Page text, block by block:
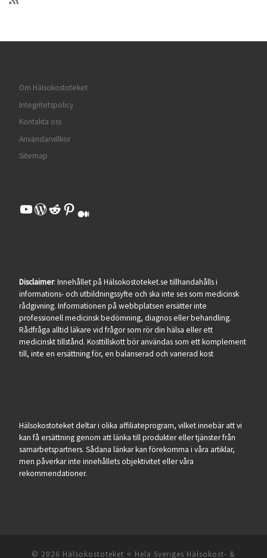
Om Hälsokostoteket
Integritetspolicy
Kontakta oss
Användarvillkor
Sitemap
YouTube
WordPress
Reddit
Pinterest
Medium
Disclaimer: Innehållet på Hälsokostoteket.se tillhandahålls i
informations- och utbildningssyfte och ska inte ses som medicinsk
rådgivning. Informationen på webbplatsen ersätter inte
professionell medicinsk bedömning, diagnos eller behandling.
Rådfråga alltid läkare vid frågor som rör din hälsa eller ett
medicinskt tillstånd. Kosttillskott bör användas som ett komplement
till, inte en ersättning för, en balanserad och varierad kost
Hälsokostoteket deltar i olika affiliateprogram, vilket innebär att vi
kan få ersättning genom att länka till produkter eller tjänster från
samarbetspartners. Sådana länkar kan förekomma i våra artiklar,
men påverkar inte innehållets objektivitet eller våra
rekommendationer.
© 2026 Hälsokostoteket ⭐️ Hela Sveriges Hälsokost- &